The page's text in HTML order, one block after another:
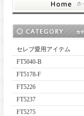
セレブ愛用アイテム
FT5040-B
FT5178-F
FT5226
FT5237
FT5275